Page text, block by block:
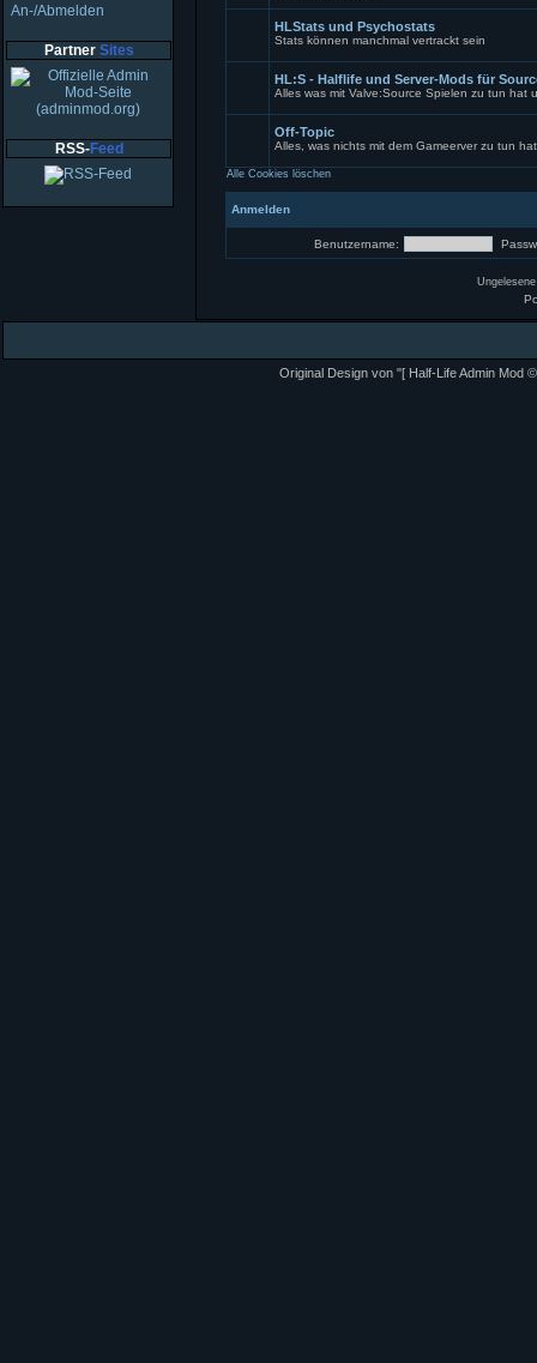
An-/Abmelden
Partner Sites
RSS-Feed
Beiträge
Beiträge
HLStats und Psychostats
Stats können manchmal vertrackt sein
Beiträge
HL:S - Halflife und Server-Mods für
Alles was mit Valve:Source Spielen zu tun hat
gesperrt
Off-Topic
Alles, was nichts mit dem Gameerver zu tun
Alle Cookies löschen
Anmelden
Benutzername:
Original Design von "[ Half-Life Admin Mod